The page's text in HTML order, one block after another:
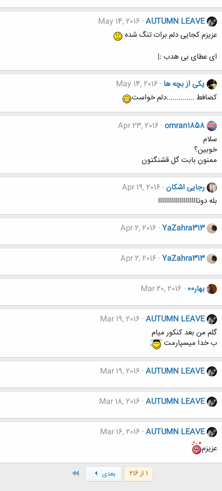
AUTUMN LEAVE
May 14, 2016
عزیزم کجایی دلم برات تنگ شده
ای عطای بی هدب :|
یکی از بچه ها May 14, 2016
کصافط ..............دلم خواست
omran1858
Apr 23, 2016
سلام
خوبین؟
ممنون بابت گل قشنگتون
رجایی اشکان Apr 19, 2016
بله دوتاااااااااااااااااااا
YaZahra313
Apr 2, 2016
YaZahra313
Apr 2, 2016
بهار00 Mar 20, 2016
AUTUMN LEAVE
Mar 19, 2016
گلم من بعد کنکور میام
ب خدا میسپارمت
AUTUMN LEAVE
Mar 19, 2016
AUTUMN LEAVE
Mar 18, 2016
AUTUMN LEAVE
Mar 16, 2016
عزیزم
1 از 216 بعدی